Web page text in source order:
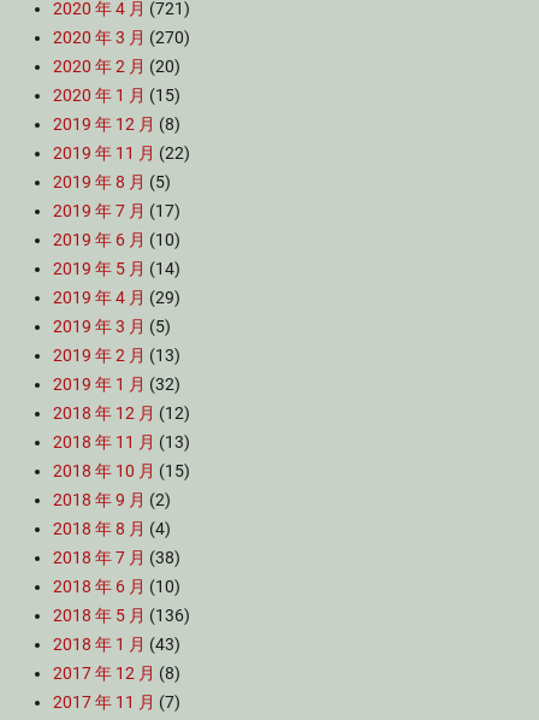
2020 年 4 月 (721)
2020 年 3 月 (270)
2020 年 2 月 (20)
2020 年 1 月 (15)
2019 年 12 月 (8)
2019 年 11 月 (22)
2019 年 8 月 (5)
2019 年 7 月 (17)
2019 年 6 月 (10)
2019 年 5 月 (14)
2019 年 4 月 (29)
2019 年 3 月 (5)
2019 年 2 月 (13)
2019 年 1 月 (32)
2018 年 12 月 (12)
2018 年 11 月 (13)
2018 年 10 月 (15)
2018 年 9 月 (2)
2018 年 8 月 (4)
2018 年 7 月 (38)
2018 年 6 月 (10)
2018 年 5 月 (136)
2018 年 1 月 (43)
2017 年 12 月 (8)
2017 年 11 月 (7)